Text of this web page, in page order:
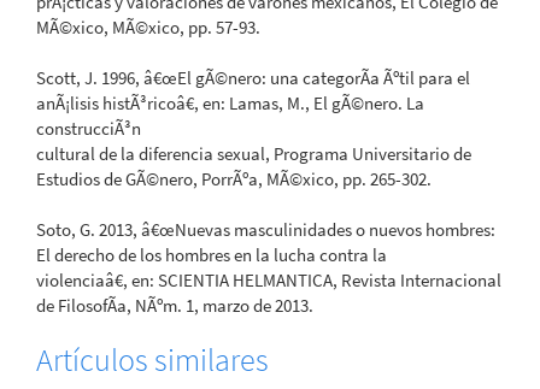
MÃ©xico, MÃ©xico, pp. 57-93.
Scott, J. 1996, â€œEl gÃ©nero: una categorÃ­a Ãºtil para el
anÃ¡lisis histÃ³ricoâ€, en: Lamas, M., El gÃ©nero. La
construcciÃ³n
cultural de la diferencia sexual, Programa Universitario de
Estudios de GÃ©nero, PorrÃºa, MÃ©xico, pp. 265-302.
Soto, G. 2013, â€œNuevas masculinidades o nuevos hombres:
El derecho de los hombres en la lucha contra la
violenciaâ€, en: SCIENTIA HELMANTICA, Revista Internacional
de FilosofÃ­a, NÃºm. 1, marzo de 2013.
Artículos similares